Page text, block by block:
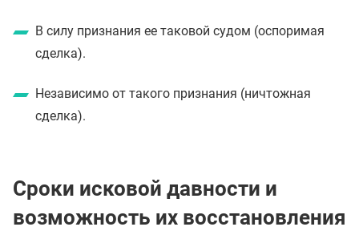
В силу признания ее таковой судом (оспоримая
сделка).
Независимо от такого признания (ничтожная
сделка).
Сроки исковой давности и
возможность их восстановления